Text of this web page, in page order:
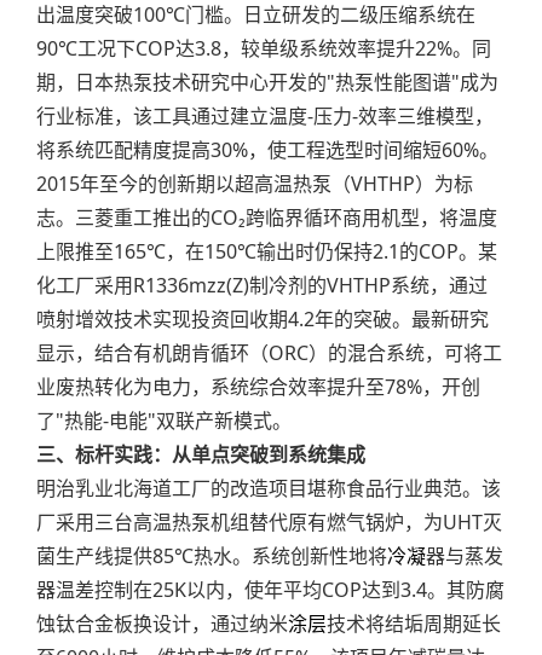
出温度突破100℃门槛。日立研发的二级压缩系统在
90℃工况下COP达3.8，较单级系统效率提升22%。同
期，日本热泵技术研究中心开发的"热泵性能图谱"成为
行业标准，该工具通过建立温度-压力-效率三维模型，
将系统匹配精度提高30%，使工程选型时间缩短60%。
2015年至今的创新期以超高温热泵（VHTHP）为标
志。三菱重工推出的CO₂跨临界循环商用机型，将温度
上限推至165℃，在150℃输出时仍保持2.1的COP。某
化工厂采用R1336mzz(Z)制冷剂的VHTHP系统，通过
喷射增效技术实现投资回收期4.2年的突破。最新研究
显示，结合有机朗肯循环（ORC）的混合系统，可将工
业废热转化为电力，系统综合效率提升至78%，开创
了"热能-电能"双联产新模式。
三、标杆实践：从单点突破到系统集成
明治乳业北海道工厂的改造项目堪称食品行业典范。该
厂采用三台高温热泵机组替代原有燃气锅炉，为UHT灭
菌生产线提供85℃热水。系统创新性地将冷凝器与蒸发
器温差控制在25K以内，使年平均COP达到3.4。其防腐
蚀钛合金板换设计，通过纳米涂层技术将结垢周期延长